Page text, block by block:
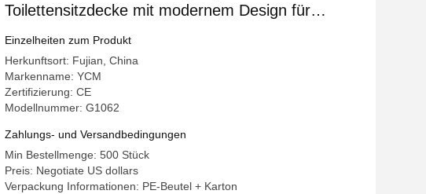
Toilettensitzdecke mit modernem Design für
Badezimmer
Einzelheiten zum Produkt
Herkunftsort: Fujian, China
Markenname: YCM
Zertifizierung: CE
Modellnummer: G1062
Zahlungs- und Versandbedingungen
Min Bestellmenge: 500 Stück
Preis: Negotiate US dollars
Verpackung Informationen: PE-Beutel + Karton